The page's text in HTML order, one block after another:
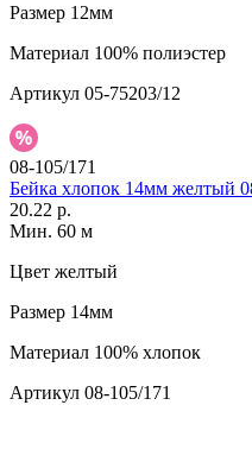
Размер 12мм
Материал 100% полиэстер
Артикул 05-75203/12
08-105/171
Бейка хлопок 14мм желтый
20.22 р.
Мин. 60 м
Цвет желтый
Размер 14мм
Материал 100% хлопок
Артикул 08-105/171